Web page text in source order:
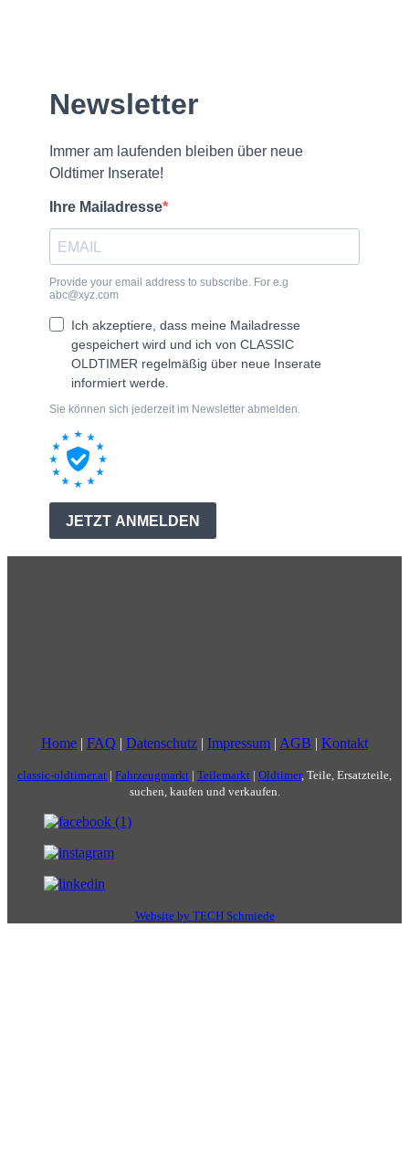
Home | FAQ | Datenschutz | Impressum | AGB | Kontakt
classic-oldtimer.at | Fahrzeugmarkt | Teilemarkt | Oldtimer, Teile, Ersatzteile,
suchen, kaufen und verkaufen.
Website by TECH Schmiede